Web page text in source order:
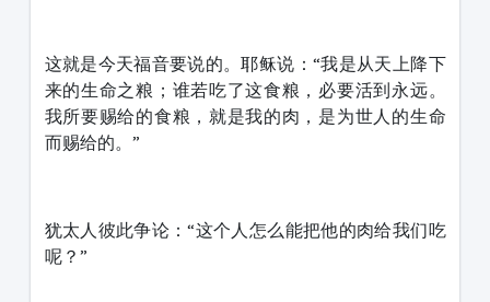
这就是今天福音要说的。耶稣说：“我是从天上降下
来的生命之粮；谁若吃了这食粮，必要活到永远。
我所要赐给的食粮，就是我的肉，是为世人的生命
而赐给的。”
犹太人彼此争论：“这个人怎么能把他的肉给我们吃
呢？”